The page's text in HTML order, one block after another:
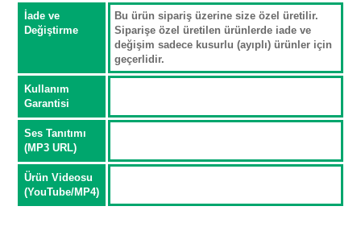
İade ve
Değiştirme
Bu ürün sipariş üzerine size özel üretilir.
Siparişe özel üretilen ürünlerde iade ve
değişim sadece kusurlu (ayıplı) ürünler için
geçerlidir.
Kullanım
Garantisi
Ses Tanıtımı
(MP3 URL)
Ürün Videosu
(YouTube/MP4)